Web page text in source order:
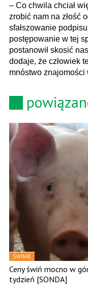
– Co chwila chciał
zrobić nam na złość
sfałszowanie
postępowanie w tej
postanowił skosić
dodaje, że człowiek
mnóstwo znajomości
ŚWINIE
Ceny świń mocno w
tydzień [SONDA]